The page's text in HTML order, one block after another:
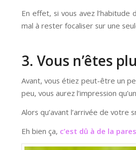
En effet, si vous avez
mal à rester focaliser sur une
3. Vous n’êtes
Avant, vous étiez peut-être un
peu, vous aurez l’impression
Alors qu’avant l’arrivée de votre
Eh bien ça, c’est dû à de la